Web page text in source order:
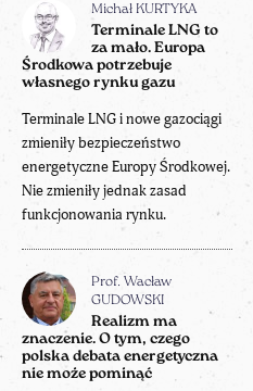
Michał KURTYKA
Terminale LNG to
za mało. Europa
Środkowa potrzebuje
własnego rynku gazu
Terminale LNG i nowe gazociągi
zmieniły bezpieczeństwo
energetyczne Europy Środkowej.
Nie zmieniły jednak zasad
funkcjonowania rynku.
Prof. Wacław
GUDOWSKI
Realizm ma
znaczenie. O tym, czego
polska debata energetyczna
nie może pominąć